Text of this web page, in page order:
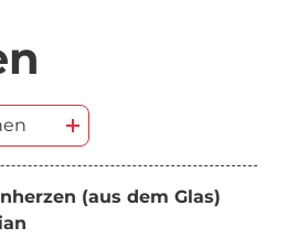
(aus dem Glas)